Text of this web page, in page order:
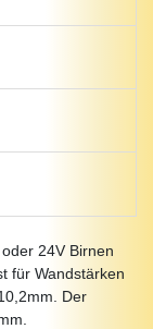
24V Birnen
für Wandstärken
Der